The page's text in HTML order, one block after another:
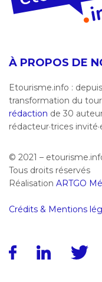
À PROPOS DE
Etourisme.info :
transformation du
rédaction de 30
rédacteur·trices
© 2021 –
Tous droits réservés
Réalisation ARTGO
Crédits & Mentions